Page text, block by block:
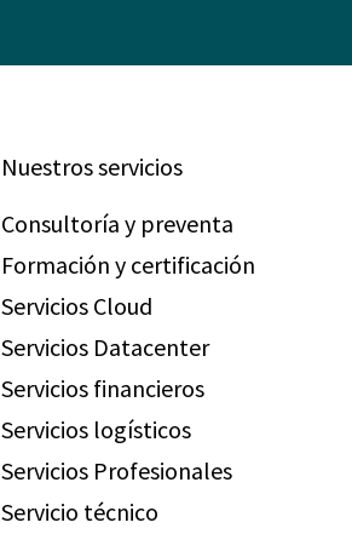
Nuestros servicios
Consultoría y preventa
Formación y certificación
Servicios Cloud
Servicios Datacenter
Servicios financieros
Servicios logísticos
Servicios Profesionales
Servicio técnico